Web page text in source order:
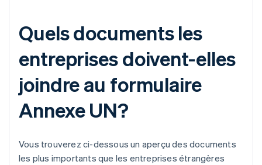
Quels documents les
entreprises doivent-elles
joindre au formulaire
Annexe UN?
Vous trouverez ci-dessous un aperçu des documents
les plus importants que les entreprises étrangères